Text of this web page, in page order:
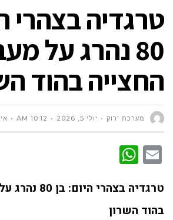
טרגדיה בצהרי
80 נהרג על
החצייה בהוד
מערכת ירוק יולי 5, 2026 10:12 AM
Email
טרגדיה בצהרי
בהוד השרון